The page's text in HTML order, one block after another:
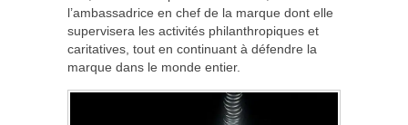
l’ambassadrice en chef de la marque dont elle
supervisera les activités philanthropiques et
caritatives, tout en continuant à défendre la
marque dans le monde entier.